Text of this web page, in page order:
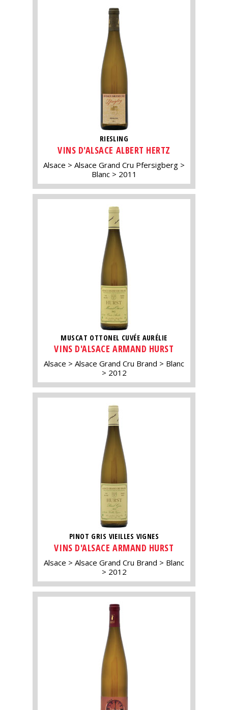
RIESLING
VINS D'ALSACE ALBERT HERTZ
Alsace
Alsace Grand Cru Pfersigberg
Blanc
2011
MUSCAT OTTONEL CUVÉE AURÉLIE
VINS D'ALSACE ARMAND HURST
Alsace Alsace Grand Cru Brand
Blanc
2012
PINOT GRIS VIEILLES VIGNES
VINS D'ALSACE ARMAND HURST
Alsace Alsace Grand Cru Brand
Blanc
2012